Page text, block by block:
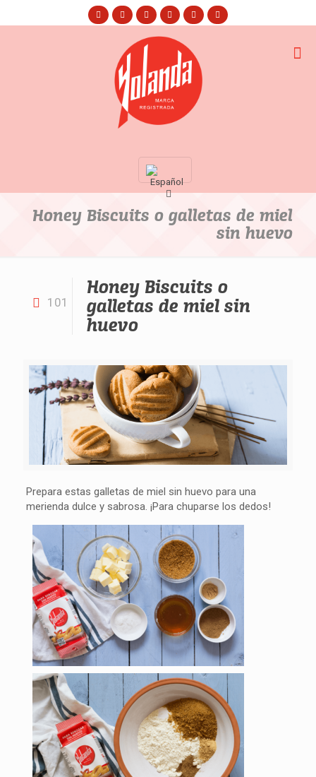
Honey Biscuits o galletas de miel
sin huevo
101
Honey Biscuits o
galletas de miel sin
huevo
Prepara estas galletas de miel sin huevo para una
merienda dulce y sabrosa. ¡Para chuparse los dedos!